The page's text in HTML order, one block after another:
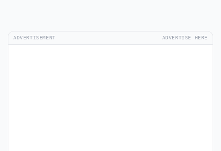
ADVERTISEMENT ADVERTISE HERE